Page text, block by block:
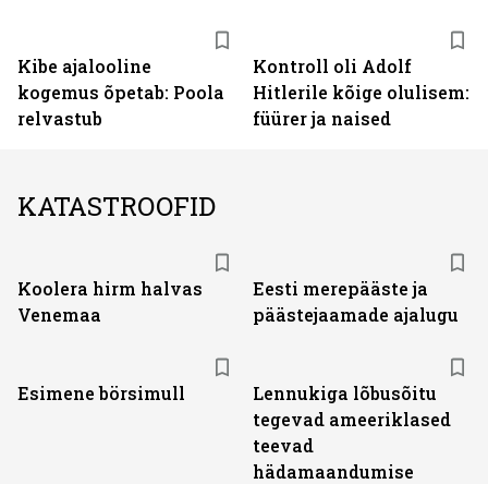
Kibe ajalooline
kogemus õpetab: Poola
relvastub
Kontroll oli Adolf
Hitlerile kõige olulisem:
füürer ja naised
KATASTROOFID
Koolera hirm halvas
Venemaa
Eesti merepääste ja
päästejaamade ajalugu
Esimene börsimull
Lennukiga lõbusõitu
tegevad ameeriklased
teevad
hädamaandumise